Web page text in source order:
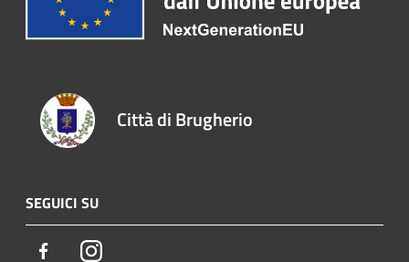
Città di Brugherio
SEGUICI SU
FacebookInstagram